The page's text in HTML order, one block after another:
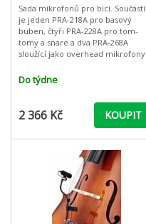
Sada mikrofonů pro bicí. Součástí
je jeden PRA-218A pro basový
buben, čtyři PRA-228A pro tom-
tomy a snare a dva PRA-268A
sloužící jako overhead mikrofony.
ihned začít snímat celou bicí
souprav
Do týdne
2 366 Kč KOUPIT